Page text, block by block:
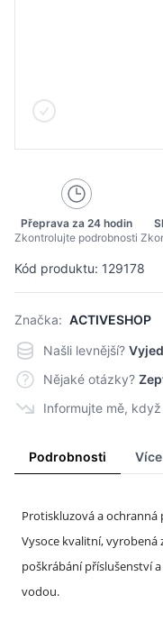
Kód produktu: 129178
Značka: ACTIVESHOP
Přeprava za 24 hodin
Zkontrolujte podrobnosti
Našli levnější?
Nějaké otázky?
Informujte mě,
Podrobnosti
Protiskluzová a
Vysoce kvalitní, vyrobená
poškrábání příslušenství
vodou.